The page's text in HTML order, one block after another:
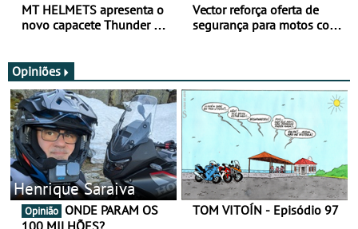
MT HELMETS apresenta o
novo capacete Thunder 4 R
Vector reforça oferta de
segurança para motos com
Opiniões
Henrique Saraiva
Opinião
100 MILHÕES?
TOM VITOÍN - Episódio 97